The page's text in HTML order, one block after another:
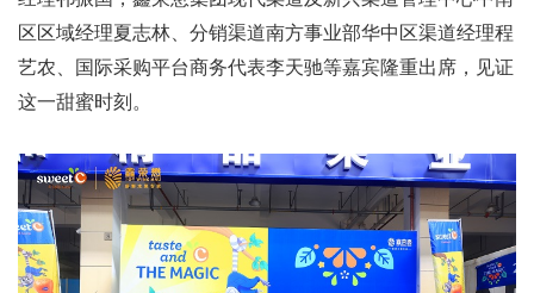
区区域经理夏志林、分销渠道南方事业部华中区渠道经理程
艺农、国际采购平台商务代表李天驰等嘉宾隆重出席，见证
这一甜蜜时刻。